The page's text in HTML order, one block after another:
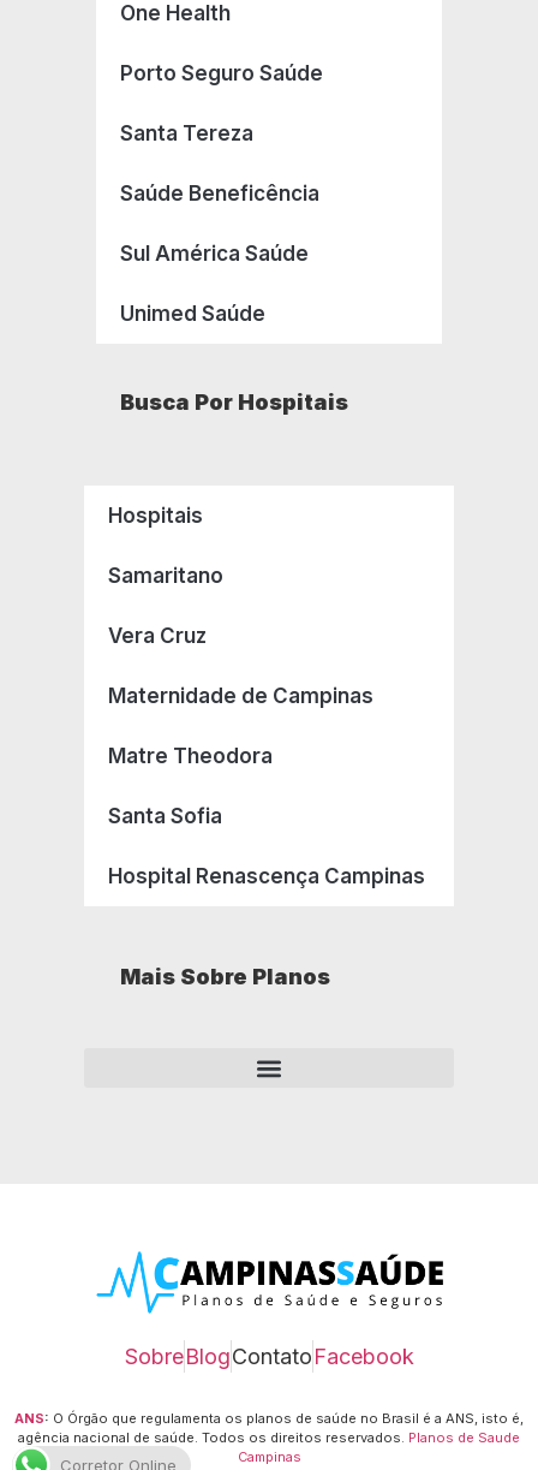
One Health
Porto Seguro Saúde
Santa Tereza
Saúde Beneficência
Sul América Saúde
Unimed Saúde
Busca Por Hospitais
Hospitais
Samaritano
Vera Cruz
Maternidade de Campinas
Matre Theodora
Santa Sofia
Hospital Renascença Campinas
Mais Sobre Planos
SobreBlogContatoFacebook
ANS: O Órgão que regulamenta os planos de saúde no Brasil é a ANS, isto é,
agência nacional de saúde. Todos os direitos reservados. Planos de Saude
Campinas
Corretor Online